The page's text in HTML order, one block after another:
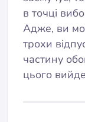
в точці
Адже, ви
трохи
частину
цього